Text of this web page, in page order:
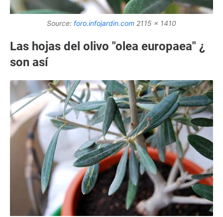
Source: foro.infojardin.com 2115 x 1410
Las hojas del olivo "olea europaea" ¿
son así